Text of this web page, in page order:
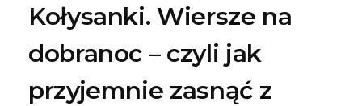
Kołysanki. Wiersze na
dobranoc – czyli jak
przyjemnie zasnąć z